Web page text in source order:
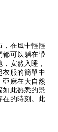
，在風中輕輕
都可以躺在帶
安然入睡，
衣服的簡單中
亞麻在大自然
如此熟悉的景
在的時刻。此